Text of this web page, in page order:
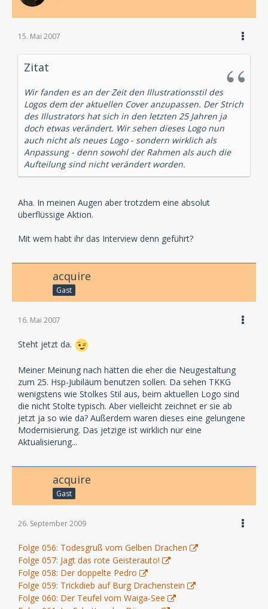
15. Mai 2007
Zitat
Wir fanden es an der Zeit den Illustrationsstil des
Logos dem der aktuellen Cover anzupassen. Der Strich
des Illustrators hat sich in den letzten 25 Jahren ja
doch etwas verändert. Wir sehen dieses Logo nun
auch nicht als neues Logo - sondern wirklich als
Anpassung - denn sowohl der Rahmen als auch die
Aufteilung sind nicht verändert worden.
Aha. In meinen Augen aber trotzdem eine absolut
überflüssige Aktion.
Mit wem habt ihr das Interview denn geführt?
acquire
Gast
16. Mai 2007
Steht jetzt da.
Meiner Meinung nach hätten die eher die Neugestaltung
zum 25. Hsp-Jubiläum benutzen sollen. Da sehen TKKG
wenigstens wie Stolkes Stil aus, beim aktuellen Logo sind
die nicht Stolte typisch. Aber vielleicht zeichnet er sie ab
jetzt ja so wie da? Außerdem waren dieses eine gelungene
Modernisierung. Das jetzige ist wirklich nur eine
Aktualisierung...
acquire
Gast
26. September 2009
Folge 056: Todesgruß vom Gelben Drachen
Folge 057: Jagt das rote Geisterauto!
Folge 058: Der doppelte Pedro
Folge 059: Trickdieb auf Burg Drachenstein
Folge 060: Der Teufel vom Waiga-See